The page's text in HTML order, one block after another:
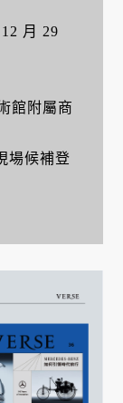
月 29
館附屬商
場候補登